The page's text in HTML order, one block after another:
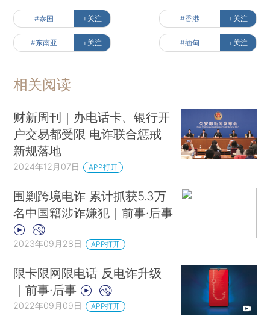
#泰国 +关注 #香港 +关注
#东南亚 +关注 #缅甸 +关注
相关阅读
财新周刊｜办电话卡、银行开
户交易都受限 电诈联合惩戒
新规落地
2024年12月07日 APP打开
围剿跨境电诈 累计抓获5.3万
名中国籍涉诈嫌犯｜前事·后事
2023年09月28日 APP打开
限卡限网限电话 反电诈升级
｜前事·后事
2022年09月09日 APP打开